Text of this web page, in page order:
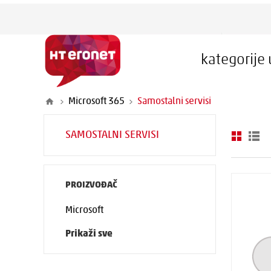
kategorije
Microsoft 365 Samostalni servisi
SAMOSTALNI SERVISI
PROIZVOĐAČ
Microsoft
Prikaži sve